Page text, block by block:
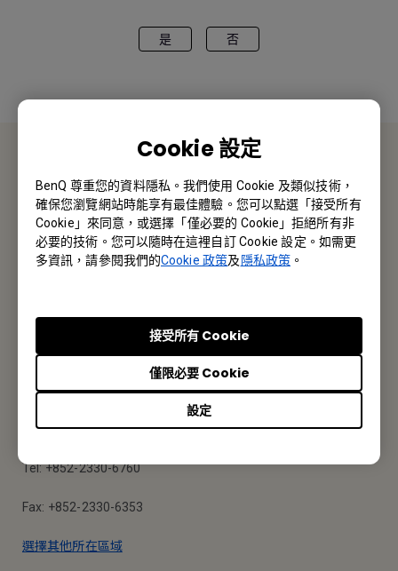
Cookie 設定
BenQ 尊重您的資料隱私。我們使用 Cookie 及類似技術，
確保您瀏覽網站時能享有最佳體驗。您可以點選「接受所有
Cookie」來同意，或選擇「僅必要的 Cookie」拒絕所有非
必要的技術。您可以隨時在這裡自訂 Cookie 設定。如需更
多資訊，請參閱我們的Cookie 政策及隱私政策。
設定
僅限必要 Cookie
接受所有 Cookie
是 否
聯絡我們
報價採購 · 技術諮詢 · 售後服務
BenQ 香港
明基智能科技(香港)有限公司
香港九龍荔枝角長沙灣道777-779號天安工業大廈10樓A-2室
Tel: +852-2330-6760
Fax: +852-2330-6353
選擇其他所在區域